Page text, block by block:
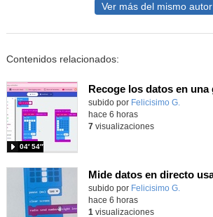
Ver más del mismo autor
Contenidos relacionados:
Contenido educativo.
subido por Felicisimo G.
04′ 54″
hace 6 horas
7visualizaciones
Contenido educativo.
subido por Felicisimo G.
hace 6 horas
1 visualizaciones